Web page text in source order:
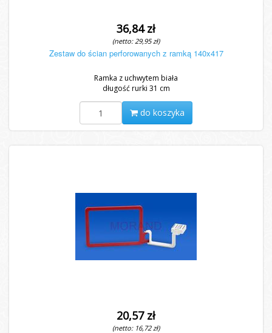
36,84 zł
(netto: 29,95 zł)
Zestaw do ścian perforowanych z ramką 140x417
Ramka z uchwytem biała
długość rurki 31 cm
do koszyka
20,57 zł
(netto: 16,72 zł)